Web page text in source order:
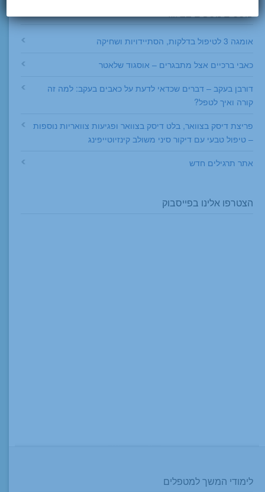
אומגה 3 לטיפול בדלקות, הסתיידויות ושחיקה
כאבי ברכיים אצל מתבגרים – אוסגוד שלאטר
דורבן בעקב – דברים שכדאי לדעת על כאבים בעקב: למה זה
קורה ואיך לטפל?
פריצת דיסק בצוואר, בלט דיסק בצוואר ופגיעות צוואריות נוספות
– טיפול טבעי עם דיקור סיני משולב קינזיוטייפינג
אתר תרגילים חדש
הצטרפו אלינו בפייסבוק
לימודי המשך למטפלים